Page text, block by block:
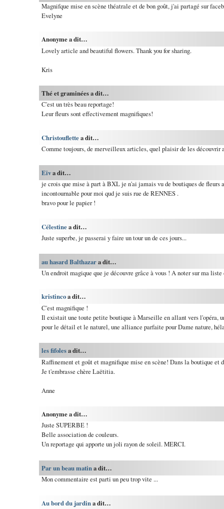
Magnifque mise en scène théatrale et de bon goût, j'ai partagé sur
Evelyne
Anonyme a dit…
Lovely article and beautiful flowers. Thank you for sharing.
Kris
Thé et graminées a dit…
C'est un très beau reportage!
Leur fleurs sont effectivement magnifiques!
Christouflettea dit…
Comme toujours, de merveilleux articles, quel plaisir de les découvrir
Eiva dit…
je crois que mise à part à BXL je n'ai jamais vu de boutiques de fleurs
incontournable pour moi qud je suis rue de RENNES .
bravo pour le papier !
Célestinea dit…
Juste superbe, je passerai y faire un tour un de ces jours...
au hasard Balthazara dit…
Un endroit magique que je découvre grâce à vous ! A noter sur ma
kristincoa dit…
C'est magnifique !
Il existait une toute petite boutique à Marseille en allant vers l'opéra,
pour le détail et le naturel, une alliance parfaite pour Dame nature,
les fifolesa dit…
Raffinement et goût et magnifique mise en scène! Dans la boutique et
Je t'embrasse chère Laëtitia.
Anne
Anonyme a dit…
Juste SUPERBE !
Belle association de couleurs.
Un reportage qui apporte un joli rayon de soleil. MERCI.
Par un beau matina dit…
Mon commentaire est parti un peu trop vite ...
Au bord du jardina dit…